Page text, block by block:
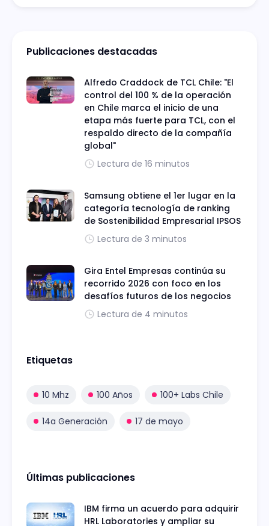
Publicaciones destacadas
Alfredo Craddock de TCL Chile: "El
control del 100 % de la operación
en Chile marca el inicio de una
etapa más fuerte para TCL, con el
respaldo directo de la compañía
global"
Lectura de 16 minutos
Samsung obtiene el 1er lugar en la
categoría tecnología de ranking
de Sostenibilidad Empresarial IPSOS
Lectura de 3 minutos
Gira Entel Empresas continúa su
recorrido 2026 con foco en los
desafíos futuros de los negocios
Lectura de 4 minutos
Etiquetas
10 Mhz 100 Años 100+ Labs Chile
14a Generación 17 de mayo
Últimas publicaciones
IBM firma un acuerdo para adquirir
HRL Laboratories y ampliar su